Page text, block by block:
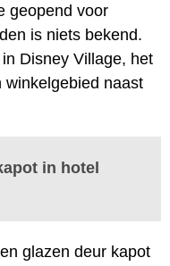
geopend voor
is niets bekend.
Disney Village, het
winkelgebied naast
in hotel
glazen deur kapot